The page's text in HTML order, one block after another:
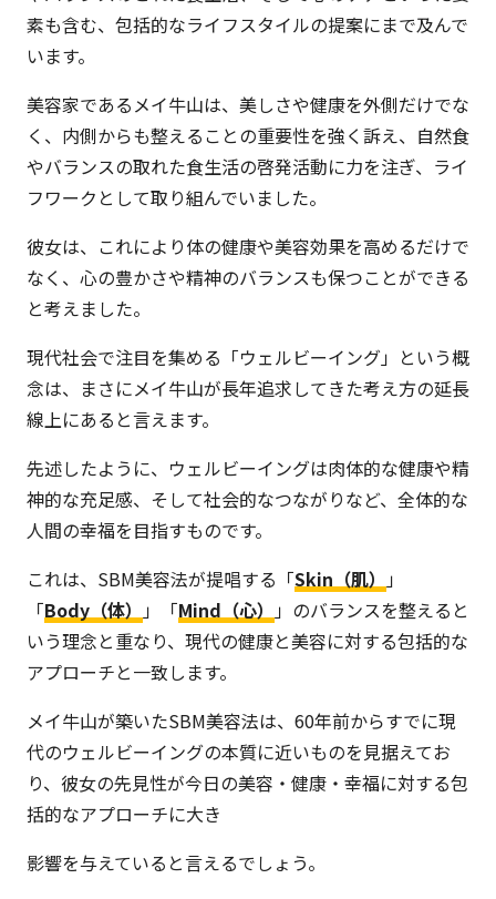
素も含む、包括的なライフスタイルの提案にまで及んで
います。
美容家であるメイ牛山は、美しさや健康を外側だけでな
く、内側からも整えることの重要性を強く訴え、自然食
やバランスの取れた食生活の啓発活動に力を注ぎ、ライ
フワークとして取り組んでいました。
彼女は、これにより体の健康や美容効果を高めるだけで
なく、心の豊かさや精神のバランスも保つことができる
と考えました。
現代社会で注目を集める「ウェルビーイング」という概
念は、まさにメイ牛山が長年追求してきた考え方の延長
線上にあると言えます。
先述したように、ウェルビーイングは肉体的な健康や精
神的な充足感、そして社会的なつながりなど、全体的な
人間の幸福を目指すものです。
これは、SBM美容法が提唱する「Skin（肌）
」
「Body（体） 」「Mind（心）
」のバランスを整えると
いう理念と重なり、現代の健康と美容に対する包括的な
アプローチと一致します。
メイ牛山が築いたSBM美容法は、60年前からすでに現
代のウェルビーイングの本質に近いものを見据えてお
り、彼女の先見性が今日の美容・健康・幸福に対する包
括的なアプローチに大き
影響を与えていると言えるでしょう。